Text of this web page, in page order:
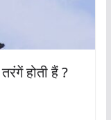
होती हैं ?